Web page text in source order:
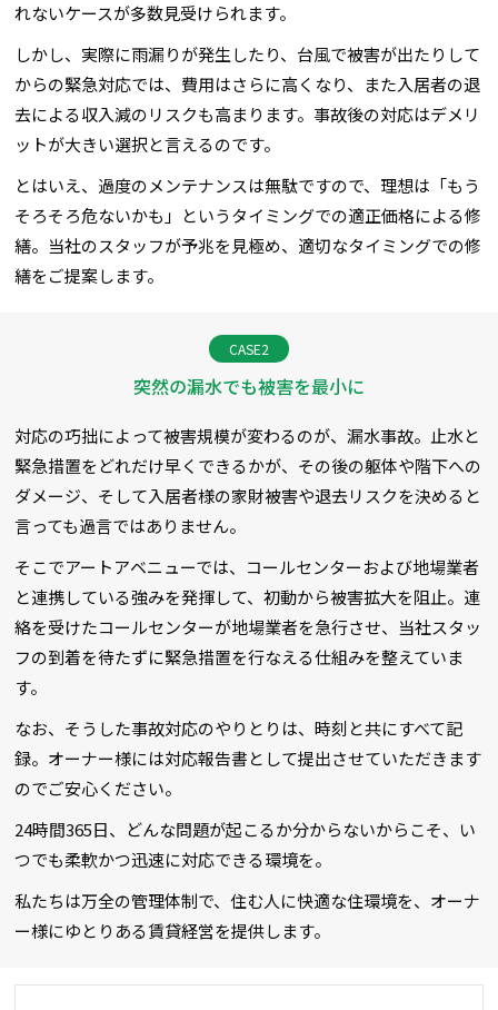
れないケースが多数見受けられます。
しかし、実際に雨漏りが発生したり、台風で被害が出たりして
からの緊急対応では、費用はさらに高くなり、また入居者の退
去による収入減のリスクも高まります。事故後の対応はデメリ
ットが大きい選択と言えるのです。
とはいえ、過度のメンテナンスは無駄ですので、理想は「もう
そろそろ危ないかも」というタイミングでの適正価格による修
繕。当社のスタッフが予兆を見極め、適切なタイミングでの修
繕をご提案します。
CASE2
突然の漏水でも被害を最小に
対応の巧拙によって被害規模が変わるのが、漏水事故。止水と
緊急措置をどれだけ早くできるかが、その後の躯体や階下への
ダメージ、そして入居者様の家財被害や退去リスクを決めると
言っても過言ではありません。
そこでアートアベニューでは、コールセンターおよび地場業者
と連携している強みを発揮して、初動から被害拡大を阻止。連
絡を受けたコールセンターが地場業者を急行させ、当社スタッ
フの到着を待たずに緊急措置を行なえる仕組みを整えていま
す。
なお、そうした事故対応のやりとりは、時刻と共にすべて記
録。オーナー様には対応報告書として提出させていただきます
のでご安心ください。
24時間365日、どんな問題が起こるか分からないからこそ、い
つでも柔軟かつ迅速に対応できる環境を。
私たちは万全の管理体制で、住む人に快適な住環境を、オーナ
ー様にゆとりある賃貸経営を提供します。